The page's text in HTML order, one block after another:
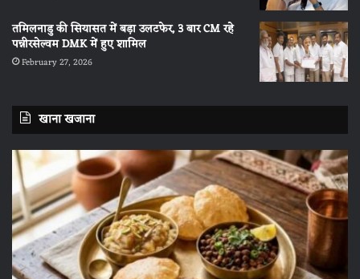
तमिलनाडु की सियासत में बड़ा उलटफेर, 3 बार CM रहे
पन्नीरसेल्वम DMK में हुए शामिल
February 27, 2026
खाना खजाना